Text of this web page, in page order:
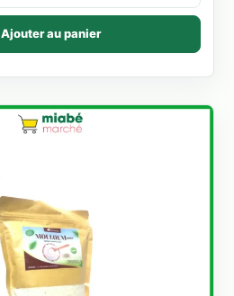
Ajouter au panier